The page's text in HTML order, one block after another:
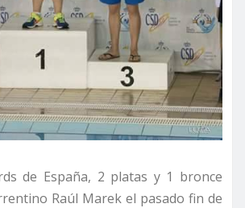
de España, 2 platas y 1 bronce
Raúl Marek el pasado fin de